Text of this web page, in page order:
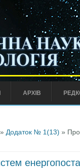
АРХІВ
» Додаток № 1(13) »